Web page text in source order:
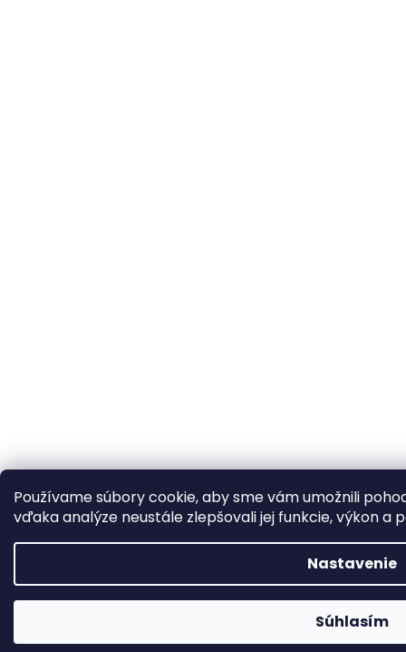
Používame súbory cookie, aby sme vám umožnili
vďaka analýze neustále zlepšovali jej funkcie, výkon a
Nastavenie
Súhlasím